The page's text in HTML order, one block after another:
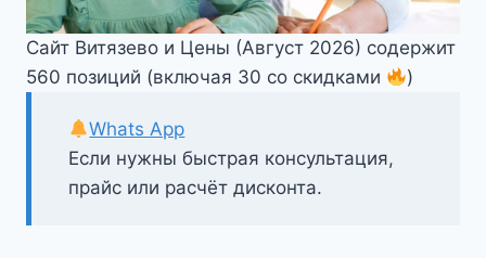
Сайт Витязево и Цены (Август 2026) содержит
560 позиций (включая 30 со скидками
)
Если нужны быстрая консультация,
прайс или расчёт дисконта.
Whats App